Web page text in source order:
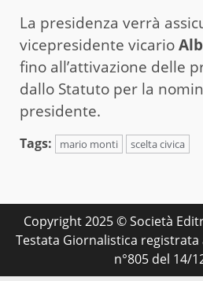
La presidenza verrà
vicepresidente vicario
fino all’attivazione delle
dallo Statuto per la
presidente.
Tags: mario monti scelta civica
Copyright 2025 © Società
Testata Giornalistica registrata
n°805 del 14/